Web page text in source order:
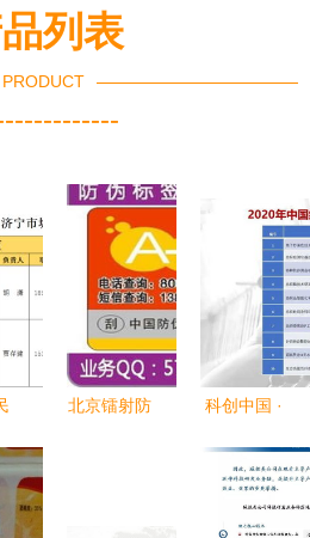
列表
PRODUCT
北京镭射防
科创中国 ·
纤维科技服
务团优秀案